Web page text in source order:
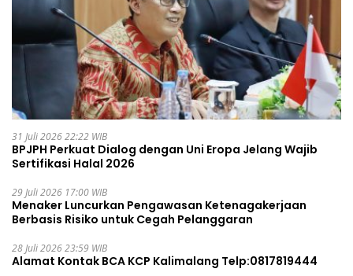
31 Juli 2026 22:22 WIB
BPJPH Perkuat Dialog dengan Uni Eropa Jelang Wajib
Sertifikasi Halal 2026
29 Juli 2026 17:00 WIB
Menaker Luncurkan Pengawasan Ketenagakerjaan
Berbasis Risiko untuk Cegah Pelanggaran
28 Juli 2026 23:59 WIB
Alamat Kontak BCA KCP Kalimalang Telp:0817819444